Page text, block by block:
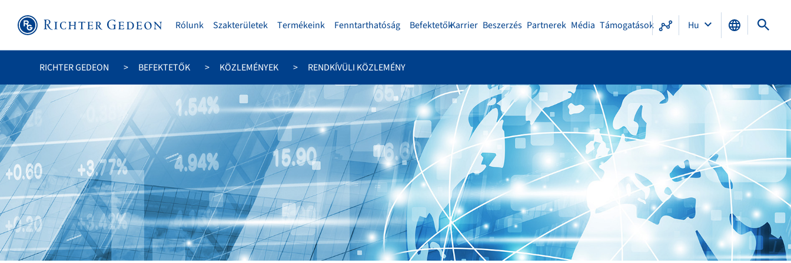
Rólunk Szakterületek Termékeink Fenntarthatóság BefektetőkKarrier Beszerzés Partnerek Média Támogatások Hu
RICHTER GEDEON BEFEKTETŐK KÖZLEMÉNYEK RENDKÍVÜLI KÖZLEMÉNY